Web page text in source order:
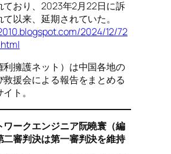
ており、2023年2月22日に訴
以来、延期されていた。
2024/12/72
擁護ネット）は中国各地の
援会による報告をまとめる
ト。
ワークエンジニア阮曉寰（編
二審判決は第一審判決を維持